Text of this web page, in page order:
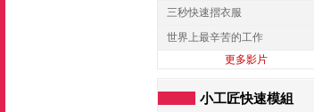
三秒快速摺衣服
世界上最辛苦的工作
更多影片
小工匠快速模組